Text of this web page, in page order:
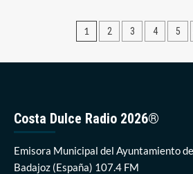
franceses
en
la
Soner
Euro
Paginación
1 2 3 4 5
Costa Dulce Radio 2026®
Emisora Municipal del Ayuntamiento
Badajoz (España) 107.4 FM